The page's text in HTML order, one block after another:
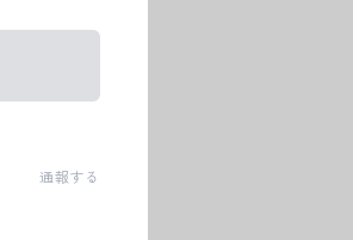
通報する